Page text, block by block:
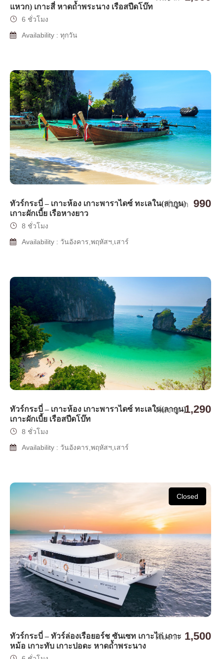
แหวก) เกาะสี่ หาดถ้ำพระนาง เรือสปีดโบ๊ท
6 ชั่วโมง
Availability : ทุกวัน
ทัวร์กระบี่ – เกาะห้อง เกาะพาราไดซ์ ทะเลใน(ลากูน)
เกาะผักเบี้ย เรือหางยาว
เริ่มจาก 990
8 ชั่วโมง
Availability : วันอังคาร,พฤหัสฯ,เสาร์
ทัวร์กระบี่ – เกาะห้อง เกาะพาราไดซ์ ทะเลใน(ลากูน)
เกาะผักเบี้ย เรือสปีดโบ๊ท
เริ่มจาก 1,290
8 ชั่วโมง
Availability : วันอังคาร,พฤหัสฯ,เสาร์
Closed
ทัวร์กระบี่ – ทัวร์ล่องเรือยอร์ช ซันเซท เกาะไก่ เกาะ
หม้อ เกาะทับ เกาะปอดะ หาดถ้ำพระนาง
เริ่มจาก 1,500